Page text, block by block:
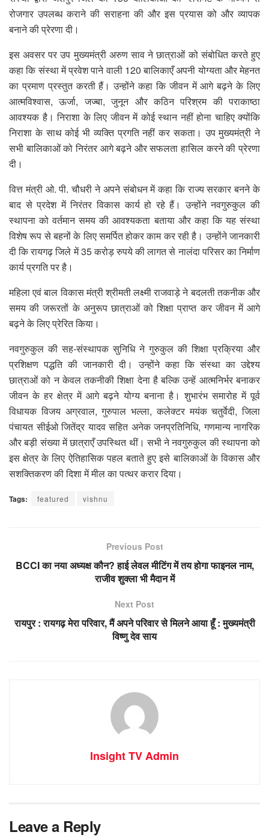
रोजगार उपलब्ध कराने की सराहना की और इस प्रयास को और व्यापक
बनाने की प्रेरणा दी।
इस अवसर पर उप मुख्यमंत्री अरुण साव ने छात्राओं को संबोधित करते हुए
कहा कि संस्था में प्रवेश पाने वाली 120 बालिकाएँ अपनी योग्यता और मेहनत
का प्रमाण प्रस्तुत करती हैं। उन्होंने कहा कि जीवन में आगे बढ़ने के लिए
आत्मविश्वास, ऊर्जा, जज्बा, जुनून और कठिन परिश्रम की पराकाष्ठा
आवश्यक है। निराशा के लिए जीवन में कोई स्थान नहीं होना चाहिए क्योंकि
निराशा के साथ कोई भी व्यक्ति प्रगति नहीं कर सकता। उप मुख्यमंत्री ने
सभी बालिकाओं को निरंतर आगे बढ़ने और सफलता हासिल करने की प्रेरणा
दी।
वित्त मंत्री ओ. पी. चौधरी ने अपने संबोधन में कहा कि राज्य सरकार बनने के
बाद से प्रदेश में निरंतर विकास कार्य हो रहे हैं। उन्होंने नवगुरुकुल की
स्थापना को वर्तमान समय की आवश्यकता बताया और कहा कि यह संस्था
विशेष रूप से बहनों के लिए समर्पित होकर काम कर रही है। उन्होंने जानकारी
दी कि रायगढ़ जिले में 35 करोड़ रुपये की लागत से नालंदा परिसर का निर्माण
कार्य प्रगति पर है।
महिला एवं बाल विकास मंत्री श्रीमती लक्ष्मी राजवाड़े ने बदलती तकनीक और
समय की जरूरतों के अनुरूप छात्राओं को शिक्षा प्राप्त कर जीवन में आगे
बढ़ने के लिए प्रेरित किया।
नवगुरुकुल की सह-संस्थापक सुनिधि ने गुरुकुल की शिक्षा प्रक्रिया और
प्रशिक्षण पद्धति की जानकारी दी। उन्होंने कहा कि संस्था का उद्देश्य
छात्राओं को न केवल तकनीकी शिक्षा देना है बल्कि उन्हें आत्मनिर्भर बनाकर
जीवन के हर क्षेत्र में आगे बढ़ने योग्य बनाना है। शुभारंभ समारोह में पूर्व
विधायक विजय अग्रवाल, गुरुपाल भल्ला, कलेक्टर मयंक चतुर्वेदी, जिला
पंचायत सीईओ जितेंद्र यादव सहित अनेक जनप्रतिनिधि, गणमान्य नागरिक
और बड़ी संख्या में छात्राएँ उपस्थित थीं। सभी ने नवगुरुकुल की स्थापना को
इस क्षेत्र के लिए ऐतिहासिक पहल बताते हुए इसे बालिकाओं के विकास और
सशक्तिकरण की दिशा में मील का पत्थर करार दिया।
Tags: featured vishnu
Previous Post
BCCI का नया अध्यक्ष कौन? हाई लेवल मीटिंग में तय होगा फाइनल नाम,
राजीव शुक्ला भी मैदान में
Next Post
रायपुर : रायगढ़ मेरा परिवार, मैं अपने परिवार से मिलने आया हूँ : मुख्यमंत्री
विष्णु देव साय
Insight TV Admin
Leave a Reply